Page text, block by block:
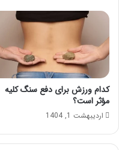
کدام ورزش برای دفع سنگ کلیه
مؤثر است؟
اردیبهشت 1, 1404